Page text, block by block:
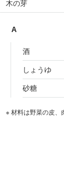
木の芽
A
酒
しょうゆ
砂糖
※ 材料は野菜の皮、